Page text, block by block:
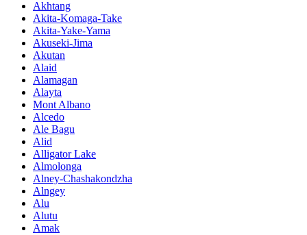
Akhtang
Akita-Komaga-Take
Akita-Yake-Yama
Akuseki-Jima
Akutan
Alaid
Alamagan
Alayta
Mont Albano
Alcedo
Ale Bagu
Alid
Alligator Lake
Almolonga
Alney-Chashakondzha
Alngey
Alu
Alutu
Amak